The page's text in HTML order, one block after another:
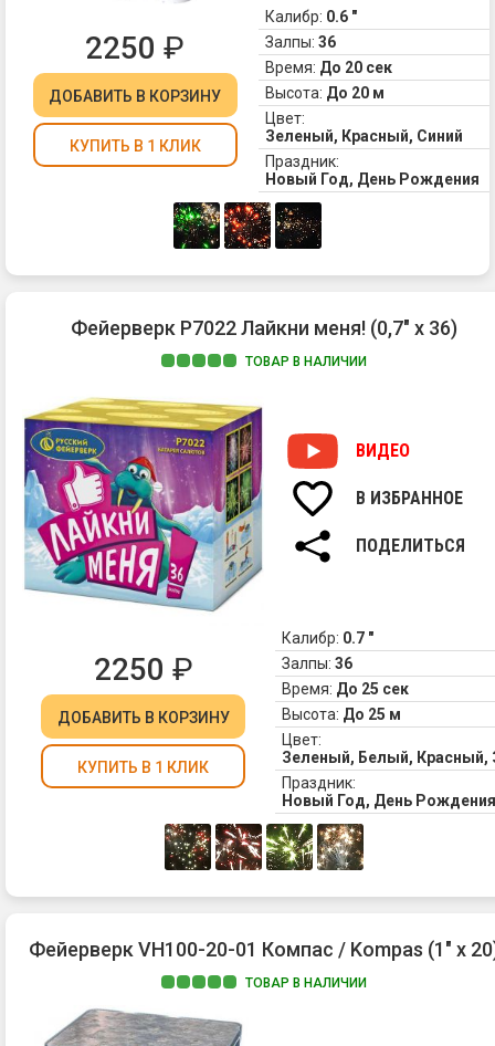
2250 ₽
ДОБАВИТЬ В КОРЗИНУ
КУПИТЬ В 1 КЛИК
Калибр: 0.6 "
Залпы: 36
Время: До 20 сек
Высота: До 20 м
Цвет:
Зеленый, Красный, Синий
Праздник:
Новый Год, День Рождения
и
Фейерверк Р7022 Лайкни меня! (0,7" х 36)
ТОВАР В НАЛИЧИИ
ВИДЕО
В ИЗБРАННОЕ
ПОДЕЛИТЬСЯ
2250 ₽
ДОБАВИТЬ В КОРЗИНУ
КУПИТЬ В 1 КЛИК
Калибр: 0.7 "
Залпы: 36
Время: До 25 сек
Высота: До 25 м
Цвет:
Зеленый, Белый, Красный,
Праздник:
Новый Год, День
Фейерверк VH100-20-01 Компас / Kompas (1" х
ТОВАР В НАЛИЧИИ